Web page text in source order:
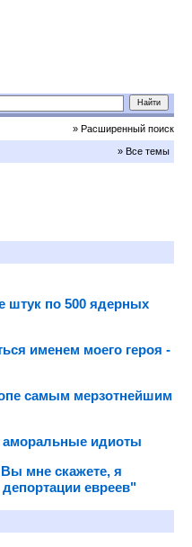
» Расширенный поиск
» Все темы
штук по 500 ядерных
именем моего героя -
самым мерзотнейшим
аморальные идиоты
мне скажете, я
евреев"